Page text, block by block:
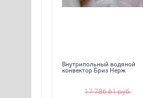
Внутрипольный водяной
конвектор Бриз Нерж
17 786.61руб.